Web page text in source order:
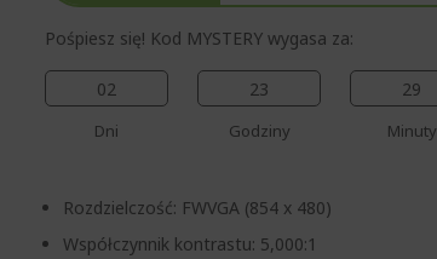
Pośpiesz się! Kod MYSTERY wygasa za:
02
Dni
23
Godziny
29
Minuty
Rozdzielczość: FWVGA (854 x 480)
Współczynnik kontrastu: 5,000:1